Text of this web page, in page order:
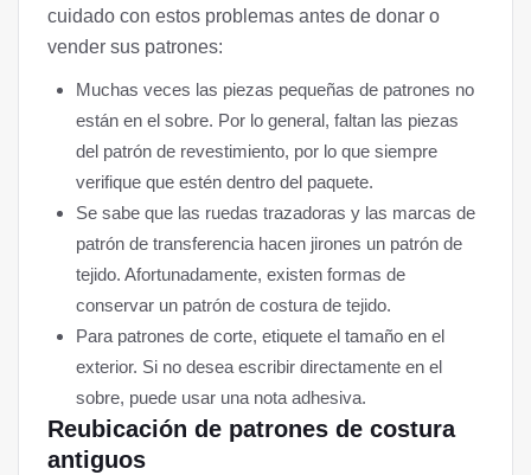
cuidado con estos problemas antes de donar o
vender sus patrones:
Muchas veces las piezas pequeñas de patrones no
están en el sobre. Por lo general, faltan las piezas
del patrón de revestimiento, por lo que siempre
verifique que estén dentro del paquete.
Se sabe que las ruedas trazadoras y las marcas de
patrón de transferencia hacen jirones un patrón de
tejido. Afortunadamente, existen formas de
conservar un patrón de costura de tejido.
Para patrones de corte, etiquete el tamaño en el
exterior. Si no desea escribir directamente en el
sobre, puede usar una nota adhesiva.
Reubicación de patrones de costura
antiguos